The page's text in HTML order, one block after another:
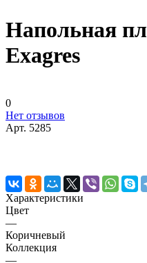
Напольная
Exagres
0
Нет отзывов
Арт. 5285
Характеристики
Цвет
—
Коричневый
Коллекция
—